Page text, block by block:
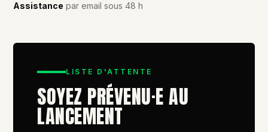
Assistance par email sous 48 h
LISTE D'ATTENTE
SOYEZ PRÉVENU·E AU
LANCEMENT